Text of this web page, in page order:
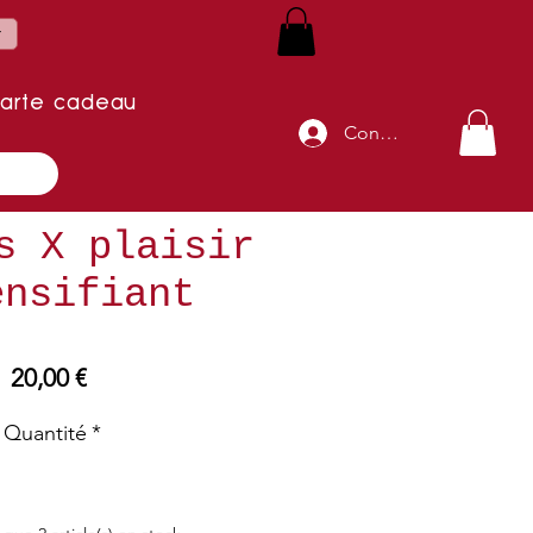
X plaisir
20,00 €Prix
Quantité *
cadeau
Connexion